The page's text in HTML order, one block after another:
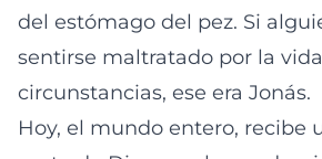
del estómago del pez. Si
sentirse maltratado por la
circunstancias, ese era Jonás.
Hoy, el mundo entero, recibe